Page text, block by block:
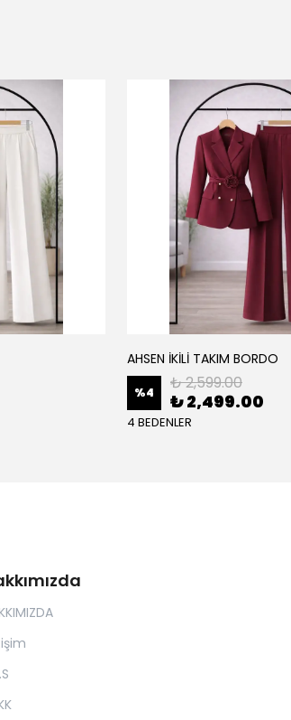
AHSEN İKİLİ TAKIM BORDO
%4 ₺ 2,599.00
₺ 2,499.00
4 BEDENLER